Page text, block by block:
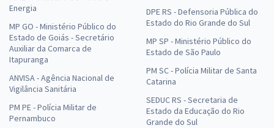
Energia
MP GO - Ministério Público do
Estado de Goiás - Secretário
Auxiliar da Comarca de
Itapuranga
ANVISA - Agência Nacional de
Vigilância Sanitária
PM PE - Polícia Militar de
Pernambuco
DPE RS - Defensoria Pública do
Estado do Rio Grande do Sul
MP SP - Ministério Público do
Estado de São Paulo
PM SC - Polícia Militar de Santa
Catarina
SEDUC RS - Secretaria de
Estado da Educação do Rio
Grande do Sul